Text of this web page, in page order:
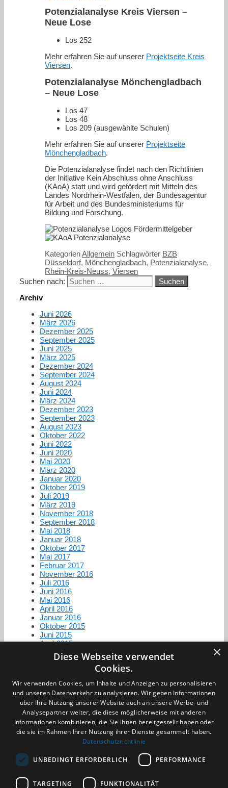
Potenzialanalyse Kreis Viersen –
Neue Lose
Los 252
Mehr erfahren Sie auf unserer Projektseite Kreis
Viersen.
Potenzialanalyse Mönchengladbach
– Neue Lose
Los 47
Los 48
Los 209 (ausgewählte Schulen)
Mehr erfahren Sie auf unserer Projektseite
Mönchengladbach.
Die Potenzialanalyse findet nach den Richtlinien
der Initiative Kein Abschluss ohne Anschluss
(KAoA) statt und wird gefördert mit Mitteln des
Landes Nordrhein-Westfalen, der Bundesagentur
für Arbeit und des Bundesministeriums für
Bildung und Forschung.
KategorienAllgemein Schlagwörter BZB
Düsseldorf, Mönchengladbach, Potenzialanalyse,
Rhein-Kreis-Neuss, Viersen
Suchen nach:
Archiv
Juni 2026
März 2026
Dezember 2025
September 2025
Juni 2025
März 2025
Dezember 2024
September 2024
August 2024
Juni 2024
März 2024
Dezember 2023
September 2023
August 2023
Oktober 2022
Juni 2022
Juni 2020
Mai 2020
März 2020
Januar 2020
Oktober 2019
Juli 2019
März 2019
November 2018
September 2018
Mai 2018
Januar 2018
Oktober 2017
Mai 2017
Februar 2017
November 2016
Juli 2016
Juni 2016
Mai 2016
April 2016
Januar 2016
Oktober 2015
Juni 2015
April 2015
Zertifizierung / Mitgliedschaften
×
Diese Webseite verwendet
Cookies.
Wir verwenden Cookies, um Inhalte und Anzeigen zu personalisieren
und unseren Datenverkehr zu analysieren. Wir geben Informationen
über Ihre Nutzung unserer Website auch an unsere Werbe- und
Analysepartner weiter, die diese möglicherweise mit anderen
Informationen kombinieren, die Sie ihnen bereitgestellt haben oder
die sie im Rahmen Ihrer Nutzung ihrer Dienste gesammelt haben.
Datenschutzrichtlinie
UNBEDINGT ERFORDERLICH PERFORMANCE
TARGETING FUNKTIONALITÄT